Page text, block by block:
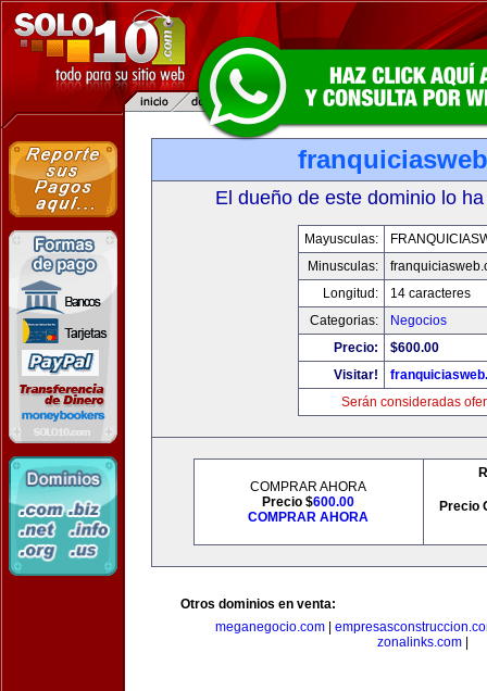
El dueño de este dominio lo
Mayusculas:
Minusculas:
Longitud:
14 caracteres
Categorias:
Negocios
Precio:
$600.00
Visitar!
Serán consideradas
COMPRAR AHORA
Precio $600.00
COMPRAR AHORA
Precio
Otros dominios en venta:
meganegocio.com|
zonalinks.com